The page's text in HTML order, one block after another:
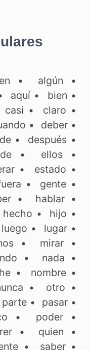
• algún •
aquí• bien •
casi • claro •
• deber•
• después •
• ellos •
• estado •
• gente •
• hablar•
hecho • hijo •
luego • lugar•
• mirar •
• nada •
• nombre•
• otro •
parte • pasar•
• poder•
• quien •
• saber•